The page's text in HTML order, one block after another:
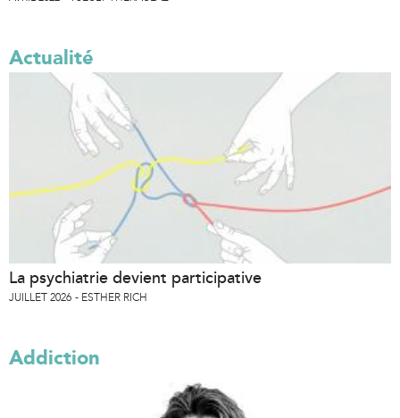
Actualité
La psychiatrie devient participative
JUILLET 2026 ESTHER RICH
Addiction